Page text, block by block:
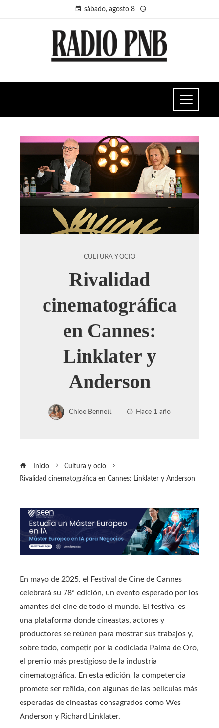
sábado, agosto 8
CULTURA Y OCIO
Rivalidad
cinematográfica
en Cannes:
Linklater y
Anderson
Chloe Bennett Hace 1 año
Inicio
Cultura y ocio
Rivalidad cinematográfica en Cannes: Linklater y Anderson
En mayo de 2025, el Festival de Cine de Cannes
celebrará su 78ª edición, un evento esperado por los
amantes del cine de todo el mundo. El festival es
una plataforma donde cineastas, actores y
productores se reúnen para mostrar sus trabajos y,
sobre todo, competir por la codiciada Palma de Oro,
el premio más prestigioso de la industria
cinematográfica. En esta edición, la competencia
promete ser reñida, con algunas de las películas más
esperadas de cineastas consagrados como Wes
Anderson y Richard Linklater.